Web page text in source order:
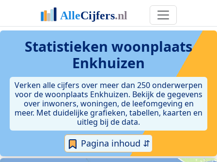
Statistieken woonplaats
Enkhuizen
Verken alle cijfers over meer dan 250 onderwerpen
voor de woonplaats Enkhuizen. Bekijk de gegevens
over inwoners, woningen, de leefomgeving en
meer. Met duidelijke grafieken, tabellen, kaarten en
uitleg bij de data.
Pagina inhoud ⇵